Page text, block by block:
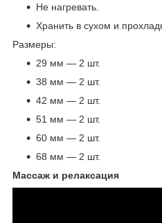
Не нагревать.
Хранить в сухом и
Размеры:
29 мм — 2 шт.
38 мм — 2 шт.
42 мм — 2 шт.
51 мм — 2 шт.
60 мм — 2 шт.
68 мм — 2 шт.
Массаж и релаксация